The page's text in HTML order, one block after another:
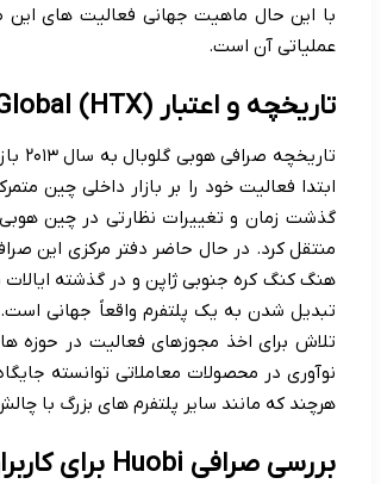
با این حال ماهیت جهانی فعالیت های این
عملیاتی آن است.
تاریخچه و اعتبار Huobi Global (HTX)
ابتدا فعالیت خود را بر بازار داخلی چین
گذشت زمان و تغییرات نظارتی در چین
منتقل کرد. در حال حاضر دفتر مرکزی این
هنگ کنگ کره جنوبی ژاپن و در گذشته
تبدیل شدن به یک پلتفرم واقعاً جهانی است.
تلاش برای اخذ مجوزهای فعالیت در حوزه
نوآوری در محصولات معاملاتی توانسته
هرچند که مانند سایر پلتفرم های بزرگ با
بررسی صرافی Huobi برای کاربران ایرانی